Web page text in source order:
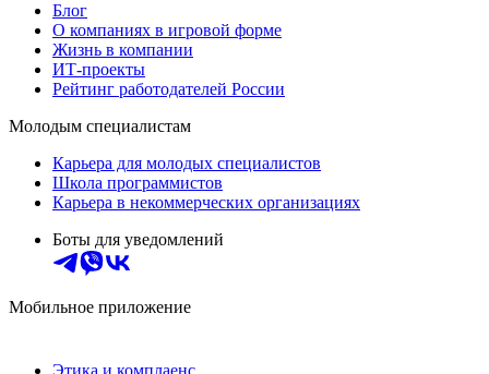
Блог
О компаниях в игровой форме
Жизнь в компании
ИТ-проекты
Рейтинг работодателей России
Молодым специалистам
Карьера для молодых специалистов
Школа программистов
Карьера в некоммерческих организациях
Боты для уведомлений
Мобильное приложение